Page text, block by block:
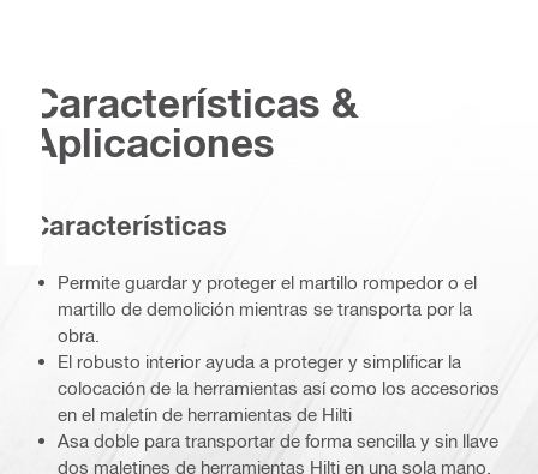
Características &
Aplicaciones
Características
Permite guardar y proteger el martillo rompedor o el
martillo de demolición mientras se transporta por la
obra.
El robusto interior ayuda a proteger y simplificar la
colocación de la herramientas así como los accesorios
en el maletín de herramientas de Hilti
Asa doble para transportar de forma sencilla y sin llave
dos maletines de herramientas Hilti en una sola mano.